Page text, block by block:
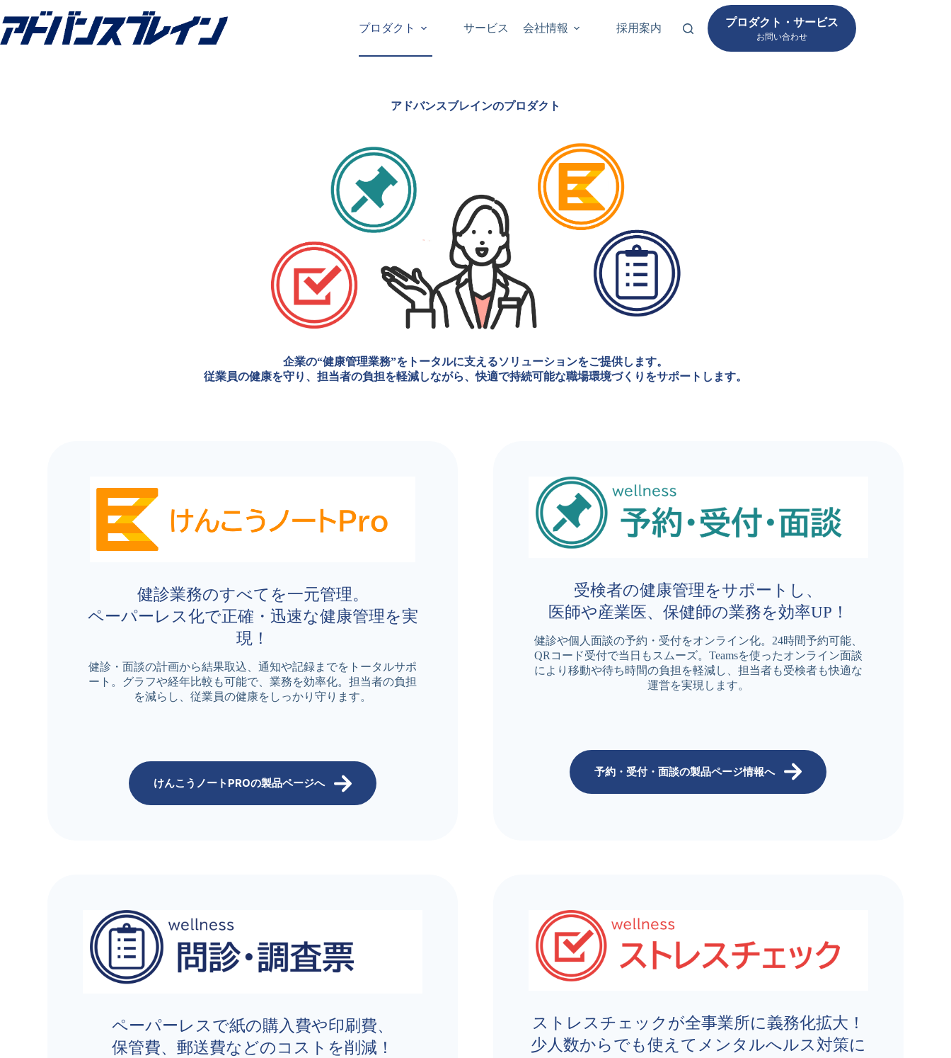
ン
テ
プロダクト サービス 会社情報 採用案内 プロダクト・サービス
お問い合わせ
アドバンスブレインのプロダクト
企業の“健康管理業務”をトータルに支えるソリューションをご提供します。
従業員の健康を守り、担当者の負担を軽減しながら、快適で持続可能な職場環境づくりをサポートします。
健診業務のすべてを一元管理。
ペーパーレス化で正確・迅速な健康管理を実
現！
健診・面談の計画から結果取込、通知や記録までをトータルサポ
ート。グラフや経年比較も可能で、業務を効率化。担当者の負担
を減らし、従業員の健康をしっかり守ります。
けんこうノートPROの製品ページへ
受検者の健康管理をサポートし、
医師や産業医、保健師の業務を効率UP！
健診や個人面談の予約・受付をオンライン化。24時間予約可能、
QRコード受付で当日もスムーズ。Teamsを使ったオンライン面談
により移動や待ち時間の負担を軽減し、担当者も受検者も快適な
運営を実現します。
予約・受付・面談の製品ページ情報へ
ペーパーレスで紙の購入費や印刷費、
保管費、郵送費などのコストを削減！
ストレスチェックが全事業所に義務化拡大！
少人数からでも使えてメンタルへルス対策に